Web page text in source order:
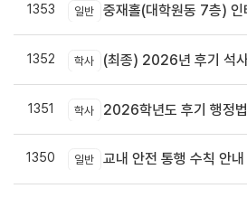
1353 일반 중재홀(대학원동 7층) 인
1352 학사 (최종) 2026년 후기 석사 학위논문(원
1351 학사 2026학년도 후기 행정법무대학
1350 일반 교내 안전 통행 수칙 안내